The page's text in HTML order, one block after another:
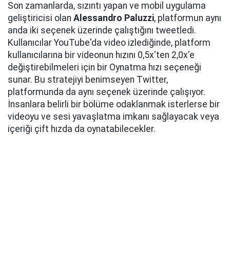
Son zamanlarda, sızıntı yapan ve mobil uygulama
geliştiricisi olan Alessandro Paluzzi, platformun aynı
anda iki seçenek üzerinde çalıştığını tweetledi.
Kullanıcılar YouTube'da video izlediğinde, platform
kullanıcılarına bir videonun hızını 0,5x'ten 2,0x'e
değiştirebilmeleri için bir Oynatma hızı seçeneği
sunar. Bu stratejiyi benimseyen Twitter,
platformunda da aynı seçenek üzerinde çalışıyor.
İnsanlara belirli bir bölüme odaklanmak isterlerse bir
videoyu ve sesi yavaşlatma imkanı sağlayacak veya
içeriği çift hızda da oynatabilecekler.